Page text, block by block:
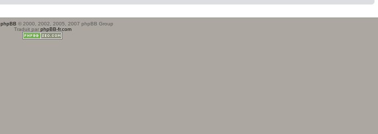
phpBB © 2000, 2002, 2005, 2007 phpBB Group
Traduit par phpBB-fr.com